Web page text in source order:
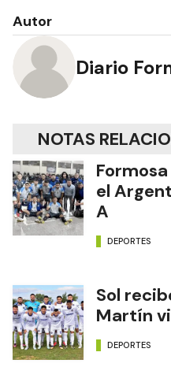
Autor
Diario
NOTAS
el
A
DEPORTES
Sol
Martín
DEPORTES